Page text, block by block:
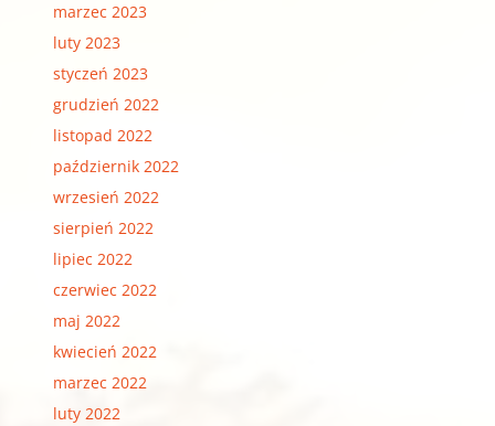
marzec 2023
luty 2023
styczeń 2023
grudzień 2022
listopad 2022
październik 2022
wrzesień 2022
sierpień 2022
lipiec 2022
czerwiec 2022
maj 2022
kwiecień 2022
marzec 2022
luty 2022